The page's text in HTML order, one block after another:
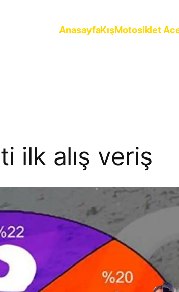
AnasayfaKışMotosiklet
ilk alış veriş